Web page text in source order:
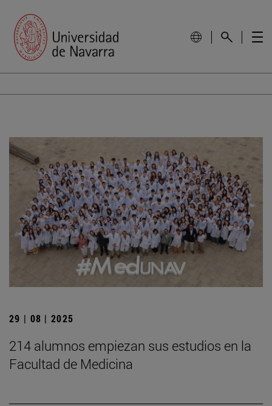
29 | 08 | 2025
214 alumnos empiezan sus estudios en la
Facultad de Medicina